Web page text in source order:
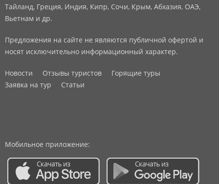
Тайланд, Греция, Индия, Кипр, Сочи, Крым, Абхазия, ОАЭ,
Вьетнам и др.
Предложения на сайте не являются публичной офертой и
носят исключительно информационный характер.
Новости Отзывы туристов
Горящие туры
Заявка на тур
Статьи
Мобильное приложение: